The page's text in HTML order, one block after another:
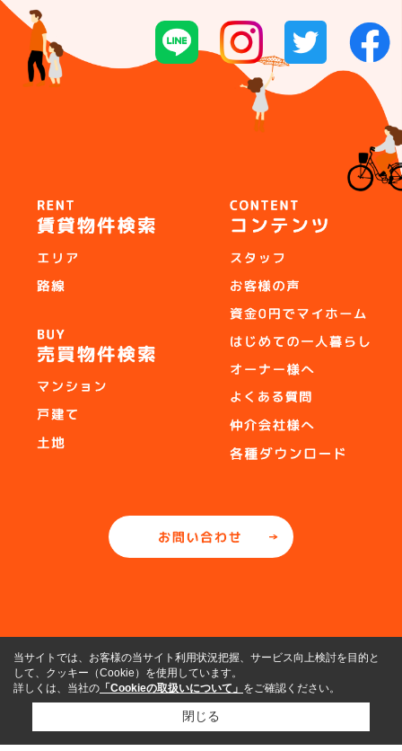
当サイトでは、お客様の当サイト利用状況把握、サービス向上検討を目的と
して、クッキー（Cookie）を使用しています。
詳しくは、当社の 「Cookieの取扱いについて」 をご確認ください。
閉じる